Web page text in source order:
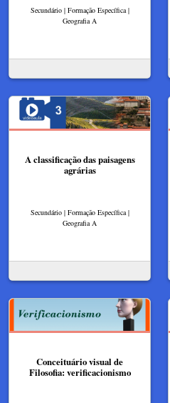
Secundário | Formação Específica |
Geografia A
A classificação das paisagens
agrárias
Secundário | Formação Específica |
Geografia A
Conceituário visual de
Filosofia: verificacionismo